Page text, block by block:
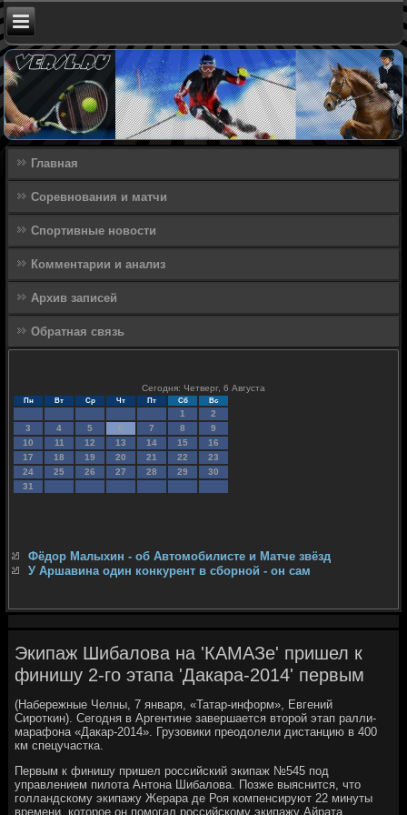
Главная
Соревнования и матчи
Спортивные новости
Комментарии и анализ
Архив записей
Обратная связь
Сегодня: Четверг, 6 Августа
Пн Вт Ср Чт Пт Сб Вс
1
2
3
4 5 6 7 8
9
10
11 12 13 14 15
16
17
18 19 20 21 22
23
24
25 26 27 28 29
30
31
Фёдор Малыхин - об Автомобилисте и Матче звёзд
У Аршавина один конкурент в сборной - он сам
Экипаж Шибалова на 'КАМАЗе' пришел к
финишу 2-го этапа 'Дакара-2014' первым
(Набережные Челны, 7 января, «Татар-информ», Евгений
Сироткин). Сегодня в Аргентине завершается второй этап ралли-
марафона «Дакар-2014». Грузовики преодолели дистанцию в 400
км спецучастка.
Первым к финишу пришел российский экипаж №545 под
управлением пилота Антона Шибалова. Позже выяснится, что
голландскому экипажу Жерара де Роя компенсируют 22 минуты
времени, которое он помогал российскому экипажу Айрата